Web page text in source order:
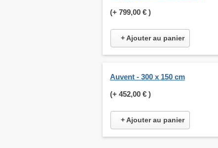
(+ 799,00 € )
+ Ajouter au panier
Auvent - 300 x 150 cm
(+ 452,00 € )
+ Ajouter au panier